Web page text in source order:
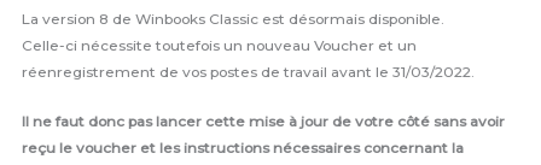
La version 8 de Winbooks Classic est désormais disponible.
Celle-ci nécessite toutefois un nouveau Voucher et un
réenregistrement de vos postes de travail avant le 31/03/2022.
Il ne faut donc pas lancer cette mise à jour de votre côté sans avoir
reçu le voucher et les instructions nécessaires concernant la